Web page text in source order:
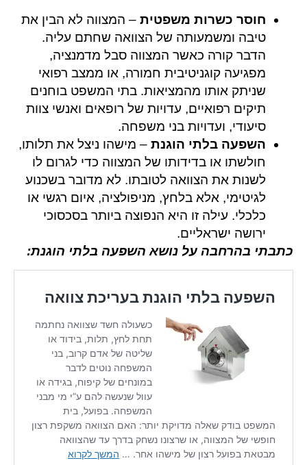
חוסר כשרות משפטית – המצווה לא הבין את
טיבה ומשמעותה של הצוואה שחתם עליה.
הדבר קורה כאשר המצווה סבל מדמנציה,
מפגיעה קוגניטיבית חמורה, או ממצב רפואי
שניתק אותו מהמציאות. בתי המשפט בוחנים
תיקים רפואיים, עדויות של רופאים ואנשי צוות
סיעודי, ועדויות בני משפחה.
השפעה בלתי הוגנת – מישהו ניצל את תלותו,
חולשתו או בדידותו של המצווה כדי לגרום לו
לשנות את הצוואה לטובתו. לא מדובר בשכנוע
לגיטימי, אלא בלחץ, מניפולציה, איום רגשי או
כלכלי. עילה זו היא הנפוצה ביותר בסכסוכי
ירושה ישראליים.
כתבתי בהרחבה על נושא השפעה בלתי הוגנת: